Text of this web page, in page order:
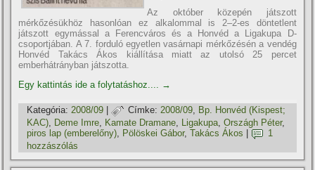
Az október közepén játszott
mérkőzésükhöz hasonlóan ez alkalommal is 2–2-es döntetlent
játszott egymással a Ferencváros és a Honvéd a Ligakupa D-
csoportjában. A 7. forduló egyetlen vasárnapi mérkőzésén a vendég
Honvéd Takács Ákos kiállí­tása miatt az utolsó 25 percet
emberhátrányban játszotta.
Egy kattintás ide a folytatáshoz....
→
Kategória: 2008/09 | Címke: 2008/09, Bp. Honvéd (Kispest;
KAC) Deme Imre Kamate Dramane Ligakupa ,Országh Péter,
piros lap (emberelőny), Pölöskei Gábor,Takács Ákos
1
hozzászólás